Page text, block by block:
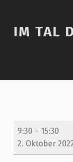
Introduction
IM TAL
M
9:30 – 15:30
2. Oktober